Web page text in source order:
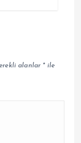
alanlar *ile